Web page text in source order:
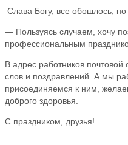
Слава Богу, все обошлось, но
— Пользуясь случаем, хочу
профессиональным
В адрес работников
слов и поздравлений. А мы
присоединяемся к ним,
доброго здоровья.
С праздником, друзья!